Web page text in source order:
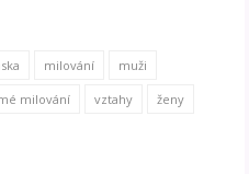
milování muži
milování vztahy ženy